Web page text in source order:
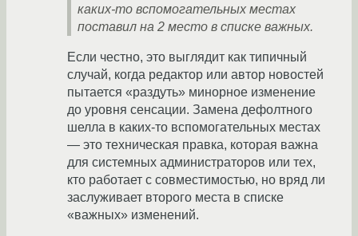
каких-то вспомогательных местах
поставил на 2 место в списке важных.
Если честно, это выглядит как типичный
случай, когда редактор или автор новостей
пытается «раздуть» минорное изменение
до уровня сенсации. Замена дефолтного
шелла в каких-то вспомогательных местах
— это техническая правка, которая важна
для системных администраторов или тех,
кто работает с совместимостью, но вряд ли
заслуживает второго места в списке
«важных» изменений.